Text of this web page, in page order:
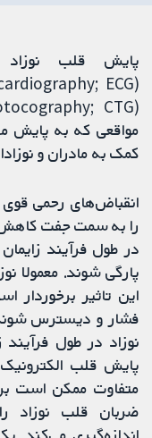
پایش قلب نوزاد
مواقعی که به پایش
کمک به مادران و
انقباض‌های رحمی قوی
را به سمت جفت
در طول فرآیند
پارگی شوند. معمولا
این تاثیر برخوردار
فشار و دیسترس
نوزاد در طول
پایش قلب
ضربان قلب نوزاد